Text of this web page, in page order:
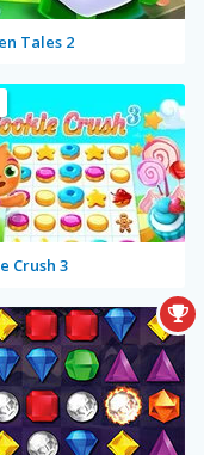
Tales 2
Crush 3